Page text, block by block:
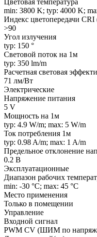
min: 3800 K; typ: 4000 K;
Индекс цветопередачи CRI
>90
Угол излучения
typ: 150 °
Световой поток на 1м
typ: 350 lm/m
Расчетная световая
71 лм/Вт
Электрические
Напряжение питания
5 V
Мощность на 1м
typ: 4.9 W/m; max: 5 W/m
Ток потребления 1м
typ: 0.98 A/m; max: 1 A/m
Предельное отклонение
0.2 В
Эксплуатационные
Диапазон рабочих
min: -30 °C; max: 45 °C
Место применения
Только в помещении
Управление
Входной сигнал
PWM СV (ШИМ по